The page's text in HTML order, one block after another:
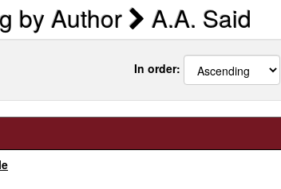
by Author A.A. Said
In order: